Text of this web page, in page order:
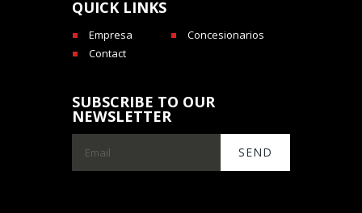
QUICK LINKS
Empresa
Concesionarios
Contact
SUBSCRIBE TO OUR
NEWSLETTER